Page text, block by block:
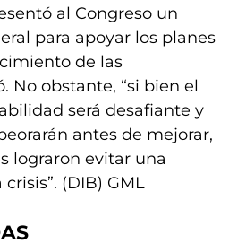
al Congreso un
para apoyar los planes
de las
No obstante, “si bien el
será desafiante y
antes de mejorar,
lograron evitar una
(DIB) GML